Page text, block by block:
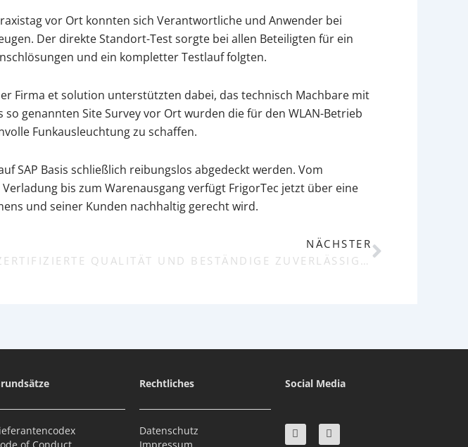
vor Ort konnten sich Verantwortliche und Anwender bei
Der direkte Standort-Test sorgte bei allen Beteiligten für ein
und ein kompletter Testlauf folgten.
Firma et solution unterstützten dabei, das technisch Machbare mit
genannten Site Survey vor Ort wurden die für den WLAN-Betrieb
Funkausleuchtung zu schaffen.
SAP Basis schließlich reibungslos abgedeckt werden. Vom
bis zum Warenausgang verfügt FrigorTec jetzt über eine
und seiner Kunden nachhaltig gerecht wird.
NÄCHSTER
ZERTIFIZIERTE QUALITÄT UND BESTÄNDIGE ZUVERLÄSSIGKEIT Next
of Conduct
Rechtliches
Datenschutz
Impressum
Social Media
L
i
Y
o